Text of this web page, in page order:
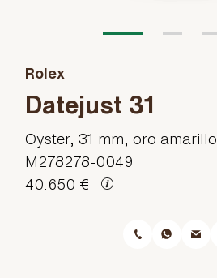
Rolex
Datejust 31
Oyster, 31 mm, oro amarillo
M278278-0049
40.650 €